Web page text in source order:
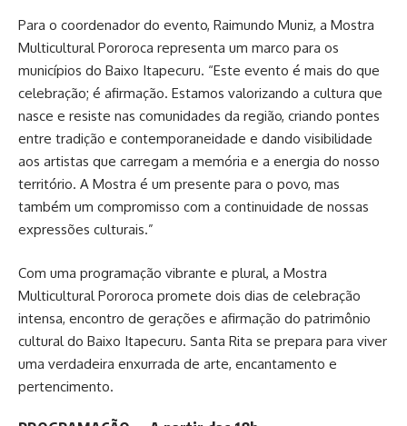
Para o coordenador do evento, Raimundo Muniz, a Mostra
Multicultural Pororoca representa um marco para os
municípios do Baixo Itapecuru. “Este evento é mais do que
celebração; é afirmação. Estamos valorizando a cultura que
nasce e resiste nas comunidades da região, criando pontes
entre tradição e contemporaneidade e dando visibilidade
aos artistas que carregam a memória e a energia do nosso
território. A Mostra é um presente para o povo, mas
também um compromisso com a continuidade de nossas
expressões culturais.”
Com uma programação vibrante e plural, a Mostra
Multicultural Pororoca promete dois dias de celebração
intensa, encontro de gerações e afirmação do patrimônio
cultural do Baixo Itapecuru. Santa Rita se prepara para viver
uma verdadeira enxurrada de arte, encantamento e
pertencimento.